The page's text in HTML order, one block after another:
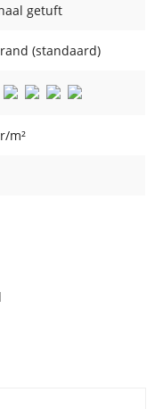
getuft
(standaard)
m²